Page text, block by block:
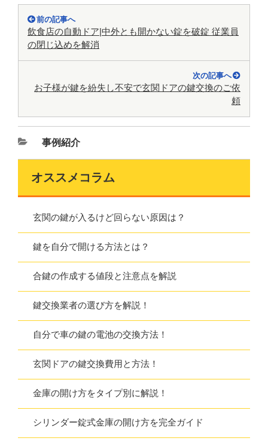
前の記事へ
飲食店の自動ドア|中外とも開かない錠を破錠 従業員
の閉じ込めを解消
次の記事へ
お子様が鍵を紛失し不安で玄関ドアの鍵交換のご依
頼
事例紹介
オススメコラム
玄関の鍵が入るけど回らない原因は？
鍵を自分で開ける方法とは？
合鍵の作成する値段と注意点を解説
鍵交換業者の選び方を解説！
自分で車の鍵の電池の交換方法！
玄関ドアの鍵交換費用と方法！
金庫の開け方をタイプ別に解説！
シリンダー錠式金庫の開け方を完全ガイド